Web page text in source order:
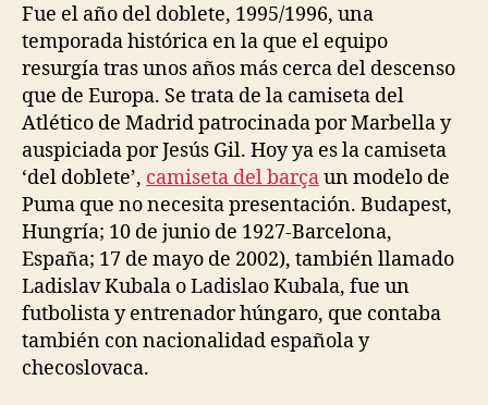
Fue el año del doblete, 1995/1996, una
temporada histórica en la que el equipo
resurgía tras unos años más cerca del descenso
que de Europa. Se trata de la camiseta del
Atlético de Madrid patrocinada por Marbella y
auspiciada por Jesús Gil. Hoy ya es la camiseta
‘del doblete’, camiseta del barçaun modelo de
Puma que no necesita presentación. Budapest,
Hungría; 10 de junio de 1927-Barcelona,
España; 17 de mayo de 2002), también llamado
Ladislav Kubala o Ladislao Kubala, fue un
futbolista y entrenador húngaro, que contaba
también con nacionalidad española y
checoslovaca.